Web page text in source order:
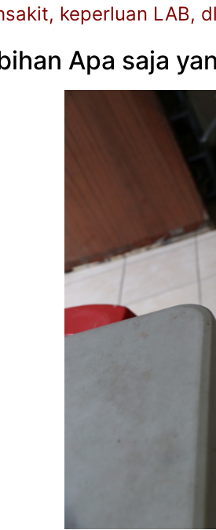
keperluan LAB,
Apa saja